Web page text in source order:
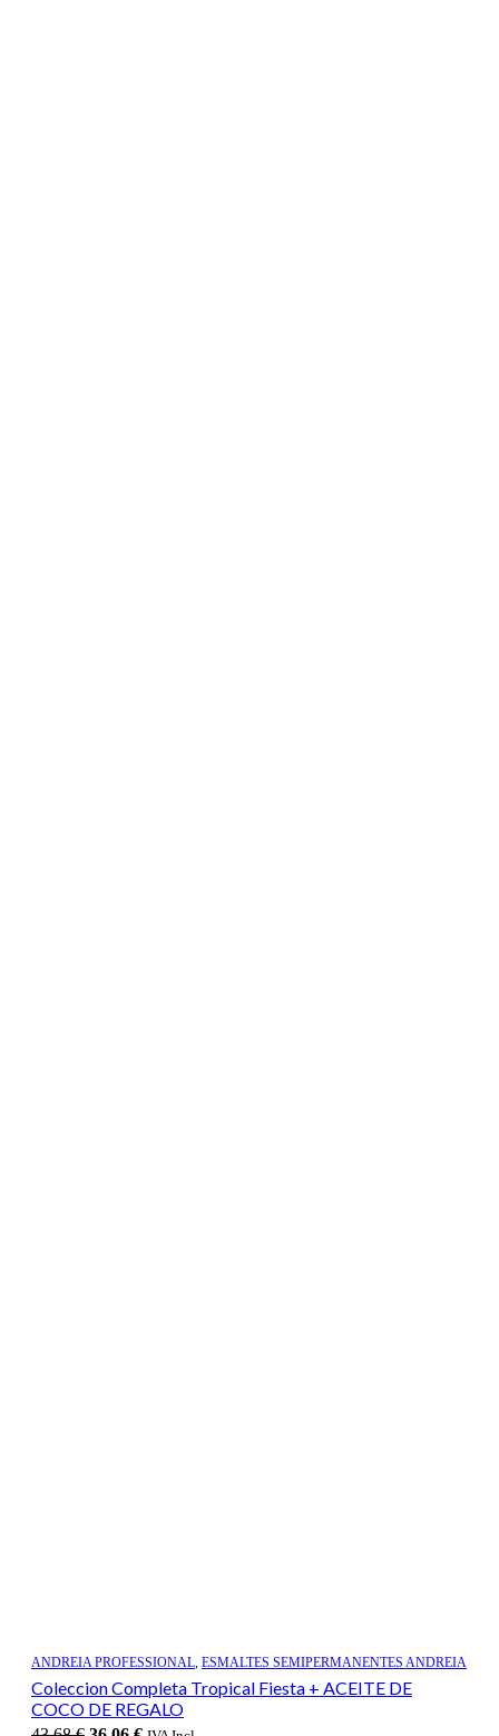
ANDREIA PROFESSIONAL, ESMALTES SEMIPERMANENTES ANDREIA
Coleccion Completa Tropical Fiesta + ACEITE DE
COCO DE REGALO